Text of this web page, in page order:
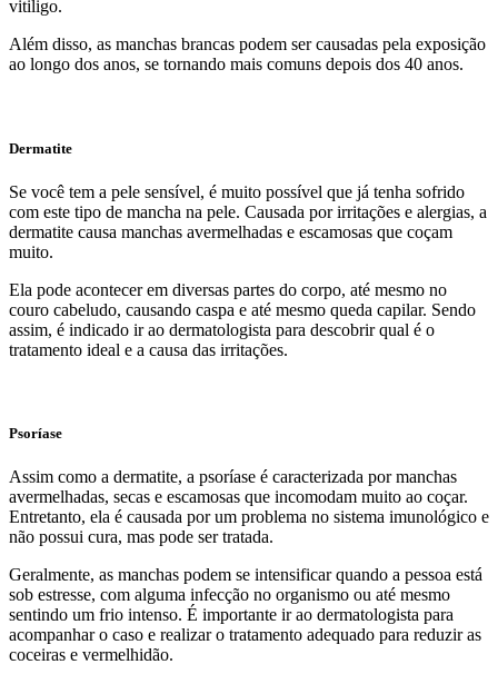
vitiligo.
Além disso, as manchas brancas podem ser causadas pela exposição
ao longo dos anos, se tornando mais comuns depois dos 40 anos.
Dermatite
Se você tem a pele sensível, é muito possível que já tenha sofrido
com este tipo de mancha na pele. Causada por irritações e alergias, a
dermatite causa manchas avermelhadas e escamosas que coçam
muito.
Ela pode acontecer em diversas partes do corpo, até mesmo no
couro cabeludo, causando caspa e até mesmo queda capilar. Sendo
assim, é indicado ir ao dermatologista para descobrir qual é o
tratamento ideal e a causa das irritações.
Psoríase
Assim como a dermatite, a psoríase é caracterizada por manchas
avermelhadas, secas e escamosas que incomodam muito ao coçar.
Entretanto, ela é causada por um problema no sistema imunológico e
não possui cura, mas pode ser tratada.
Geralmente, as manchas podem se intensificar quando a pessoa está
sob estresse, com alguma infecção no organismo ou até mesmo
sentindo um frio intenso. É importante ir ao dermatologista para
acompanhar o caso e realizar o tratamento adequado para reduzir as
coceiras e vermelhidão.